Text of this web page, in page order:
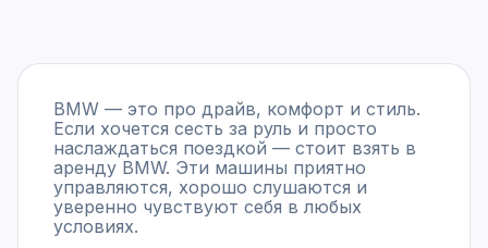
BMW — это про драйв, комфорт и стиль.
Если хочется сесть за руль и просто
наслаждаться поездкой — стоит взять в
аренду BMW. Эти машины приятно
управляются, хорошо слушаются и
уверенно чувствуют себя в любых
условиях.